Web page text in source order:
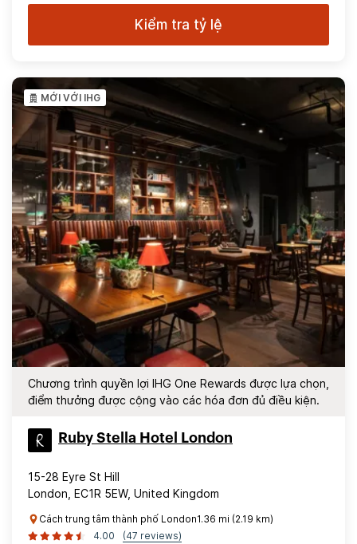
Kiểm tra tỷ lệ
MỚI VỚI IHG
Chương trình quyền lợi IHG One Rewards được lựa chọn,
điểm thưởng được cộng vào các hóa đơn đủ điều kiện.
Ruby Stella Hotel London
15-28 Eyre St Hill
London, EC1R 5EW, United Kingdom
Cách trung tâm thành phố London1.36 mi (2.19 km)
4.00
(47 reviews)